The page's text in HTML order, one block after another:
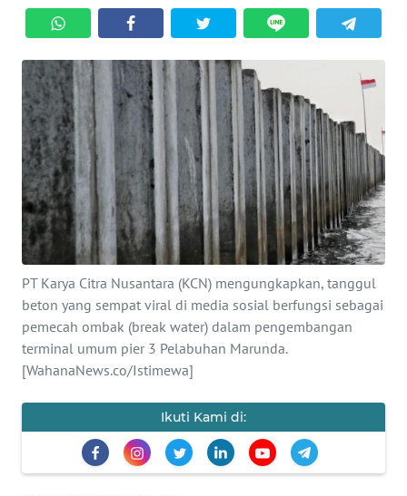
PT Karya Citra Nusantara (KCN) mengungkapkan, tanggul
beton yang sempat viral di media sosial berfungsi sebagai
pemecah ombak (break water) dalam pengembangan
terminal umum pier 3 Pelabuhan Marunda.
[WahanaNews.co/Istimewa]
Ikuti Kami di:
KRIMINAL
EKUIN
SAINS-TEKNO
KESEHATAN
INTERNASIONAL
SERBA-SERBI
PENDIDIKAN
OLAHRAGA
EDITORIAL